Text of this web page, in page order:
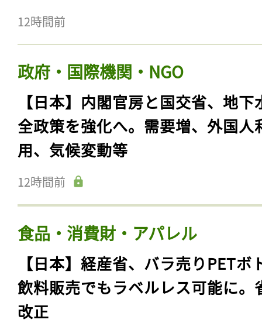
12時間前
政府・国際機関・NGO
【日本】内閣官房と国交省、地下
全政策を強化へ。需要増、外国人
用、気候変動等
12時間前
食品・消費財・アパレル
【日本】経産省、バラ売りPETボ
飲料販売でもラベルレス可能に。
改正